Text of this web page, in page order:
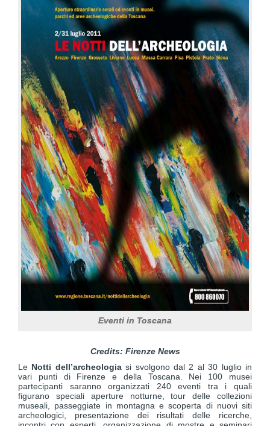
Eventi in Toscana
Credits: Firenze News
Le Notti dell’archeologiasi svolgono dal 2 al 30 luglio in
vari punti di Firenze e della Toscana. Nei 100 musei
partecipanti saranno organizzati 240 eventi tra i quali
figurano speciali aperture notturne, tour delle collezioni
museali, passeggiate in montagna e scoperta di nuovi siti
archeologici, presentazione dei risultati delle ricerche,